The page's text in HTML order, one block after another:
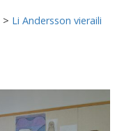
> Li Andersson vieraili